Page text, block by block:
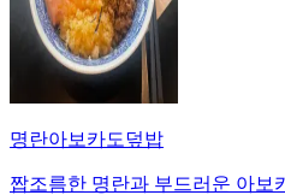
명란아보카도덮밥
짭조름한 명란과 부드러운 아보